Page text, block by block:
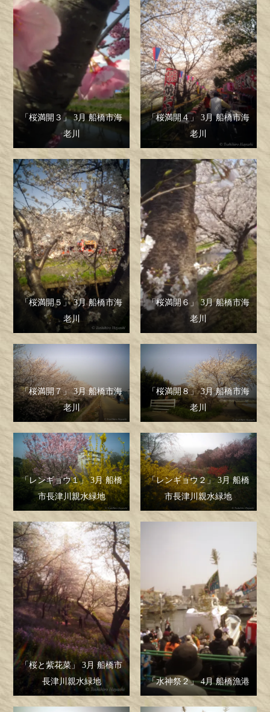
「桜満開３」 3月 船橋市海
老川
「桜満開４」 3月 船橋市海
老川
「桜満開５」 3月 船橋市海
老川
「桜満開６」 3月 船橋市海
老川
「桜満開７」 3月 船橋市海
老川
「桜満開８」 3月 船橋市海
老川
「レンギョウ１」 3月 船橋
市長津川親水緑地
「レンギョウ２」 3月 船橋
市長津川親水緑地
「桜と紫花菜」 3月 船橋市
長津川親水緑地
「水神祭２」 4月 船橋漁港